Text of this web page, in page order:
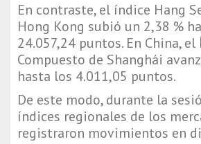
En contraste, el índice Hang
Hong Kong subió un 2,38 %
24.057,24 puntos. En China, el
Compuesto de Shanghái
hasta los 4.011,05 puntos.
De este modo, durante la
índices regionales de los
registraron movimientos en